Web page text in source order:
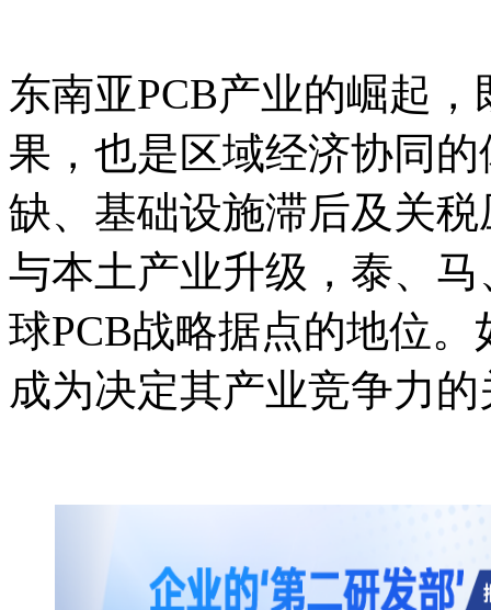
东南亚PCB产业的崛起
果，也是区域经济协同
缺、基础设施滞后及关
与本土产业升级，泰、
球PCB战略据点的地位
成为决定其产业竞争力